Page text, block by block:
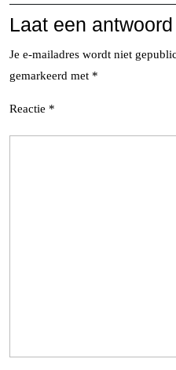
Laat een
Je e-mailadres wordt niet
gemarkeerd met *
Reactie *